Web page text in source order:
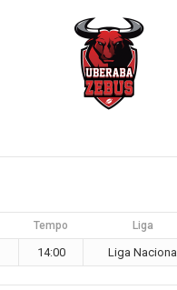
Tempo Liga
14:00 Liga Nacional